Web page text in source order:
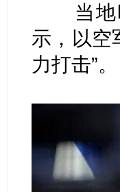
当地时
示，以空
力打击”。